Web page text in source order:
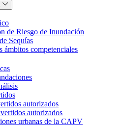
de Riesgo de Inundación
Sequías
ámbitos competenciales
autorizados
autorizados
urbanas de la CAPV